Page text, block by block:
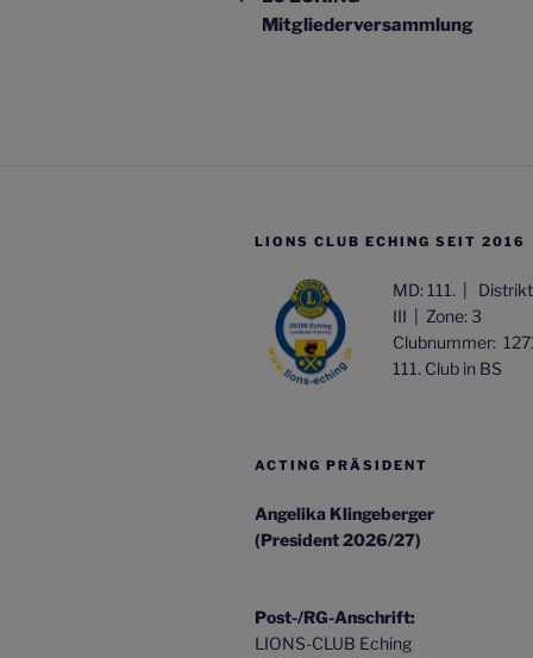
Mitgliederversammlung
LIONS CLUB ECHING SEIT 2016
MD: 111. |
III | Zone: 3
Clubnummer:
111. Club in BS
ACTING PRÄSIDENT
Angelika Klingeberger
(President 2026/27)
Post-/RG-Anschrift:
LIONS-CLUB Eching